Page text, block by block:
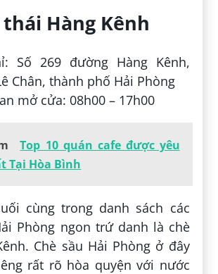
thái Hàng Kênh
Số 269 đường Hàng Kênh,
Chân, thành phố Hải Phòng
mở cửa: 08h00 – 17h00
Top 10 quán cafe được yêu
Tại Hòa Bình
cùng trong danh sách các
Phòng ngon trứ danh là chè
Chè sầu Hải Phòng ở đây
rất rõ hòa quyện với nước